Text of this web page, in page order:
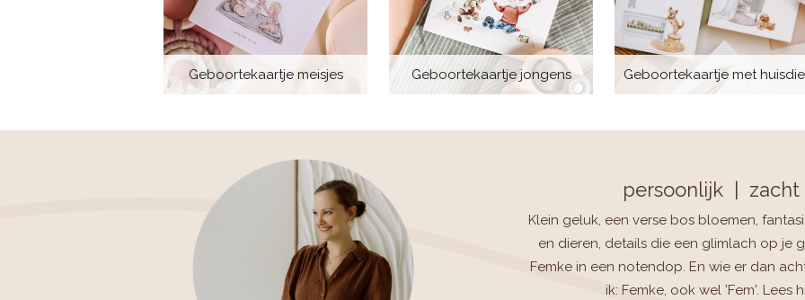
Geboortekaartje meisjes Geboortekaartje jongens Geboortekaartje met
persoonlijk |
Klein geluk, een verse bos bloemen,
en dieren, details die een glimlach op je
Femke in een notendop. En wie er dan
ik: Femke, ook wel 'Fem'. Lees